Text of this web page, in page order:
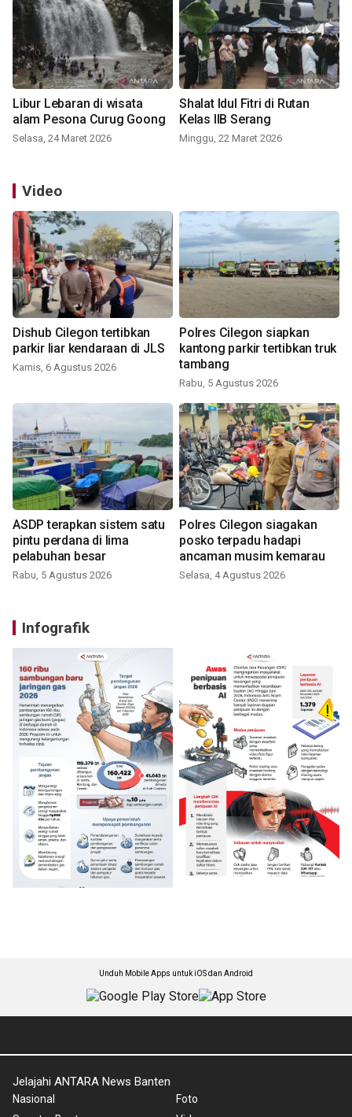
Libur Lebaran di wisata
alam Pesona Curug Goong
Selasa, 24 Maret 2026
Shalat Idul Fitri di Rutan
Kelas IIB Serang
Minggu, 22 Maret 2026
Video
Dishub Cilegon tertibkan
parkir liar kendaraan di JLS
Kamis, 6 Agustus 2026
Polres Cilegon siapkan
kantong parkir tertibkan truk
tambang
Rabu, 5 Agustus 2026
ASDP terapkan sistem satu
pintu perdana di lima
pelabuhan besar
Rabu, 5 Agustus 2026
Polres Cilegon siagakan
posko terpadu hadapi
ancaman musim kemarau
Selasa, 4 Agustus 2026
Infografik
Unduh Mobile Apps untuk iOS dan Android
Jelajahi ANTARA News Banten
Nasional
Foto